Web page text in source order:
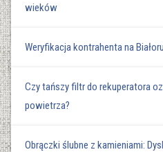
wieków
Weryfikacja kontrahenta na
Czy tańszy filtr do rekuperatora
powietrza?
Obrączki ślubne z kamieniami: